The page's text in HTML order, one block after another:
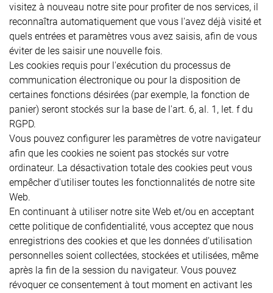
visitez à nouveau notre site pour profiter de nos services, il
reconnaîtra automatiquement que vous l'avez déjà visité et
quels entrées et paramètres vous avez saisis, afin de vous
éviter de les saisir une nouvelle fois.
Les cookies requis pour l'exécution du processus de
communication électronique ou pour la disposition de
certaines fonctions désirées (par exemple, la fonction de
panier) seront stockés sur la base de l'art. 6, al. 1, let. f du
RGPD.
Vous pouvez configurer les paramètres de votre navigateur
afin que les cookies ne soient pas stockés sur votre
ordinateur. La désactivation totale des cookies peut vous
empêcher d'utiliser toutes les fonctionnalités de notre site
Web.
En continuant à utiliser notre site Web et/ou en acceptant
cette politique de confidentialité, vous acceptez que nous
enregistrions des cookies et que les données d'utilisation
personnelles soient collectées, stockées et utilisées, même
après la fin de la session du navigateur. Vous pouvez
révoquer ce consentement à tout moment en activant les